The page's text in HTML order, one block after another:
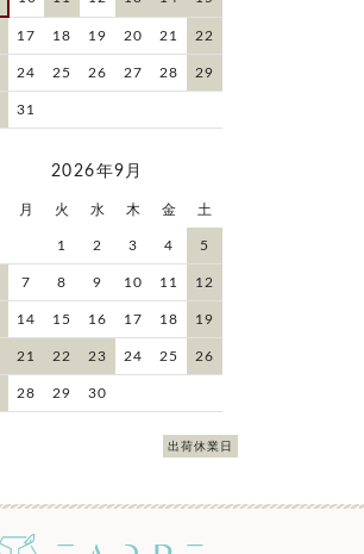
17 18 19 20 21 22
24 25 26 27 28 29
31
2026年9月
月 火 水 木 金 土
1 2 3 4 5
7 8 9 10 11 12
14 15 16 17 18 19
21 22 23 24 25 26
28 29 30
出荷休業日